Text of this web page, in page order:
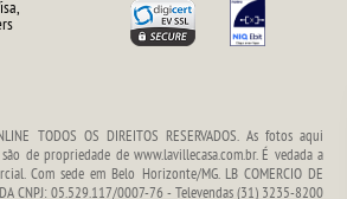
TODOS OS DIREITOS RESERVADOS. As fotos aqui
de propriedade de www.lavillecasa.com.br. É vedada a
Com sede em Belo Horizonte/MG. LB COMERCIO DE
CNPJ: 05.529.117/0007-76 - Televendas (31) 3235-8200